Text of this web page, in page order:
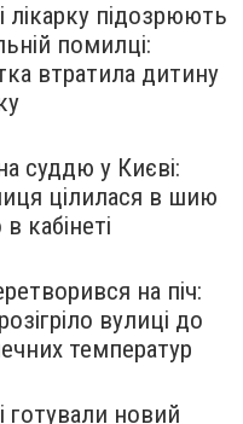
лікарку підозрюють
помилці:
втратила дитину
суддю у Києві:
цілилася в шию
кабінеті
на піч:
вулиці до
температур
готували новий